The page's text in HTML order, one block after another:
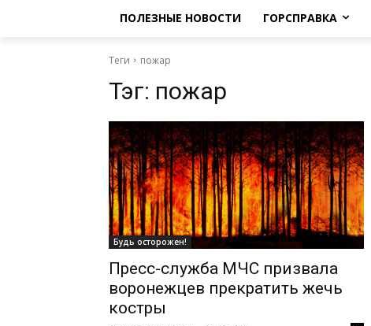
ПОЛЕЗНЫЕ НОВОСТИ ГОРСПРАВКА
Теги пожар
Тэг: пожар
Будь осторожен!
Пресс-служба МЧС призвала
воронежцев прекратить жечь
костры